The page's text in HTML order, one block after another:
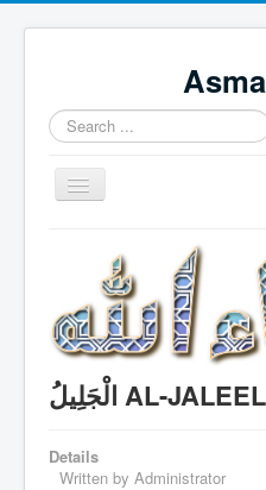
Search
...
Toggle
Navigation
Intro Videos
Français
中国人
Español
Tagalog
الْجَلِيلُ AL-JALEEL
Details
Written by Administrator